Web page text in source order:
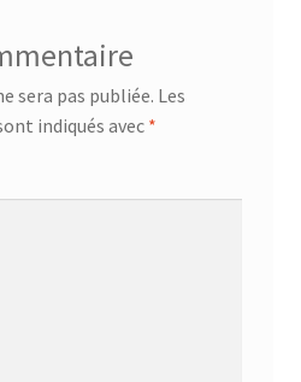
sera pas publiée. Les
indiqués avec *